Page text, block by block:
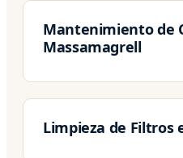
Mantenimiento de
Massamagrell
Limpieza de Filtros